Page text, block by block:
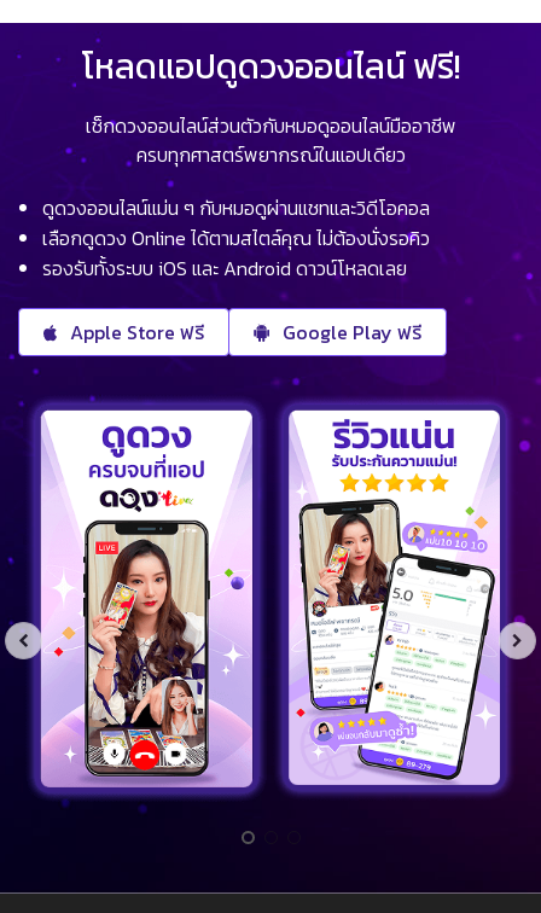
โหลดแอปดูดวงออนไลน์ ฟรี!
เช็กดวงออนไลน์ส่วนตัวกับหมอดูออนไลน์มืออาชีพ
ครบทุกศาสตร์พยากรณ์ในแอปเดียว
ดูดวงออนไลน์แม่น ๆ กับหมอดูผ่านแชทและวิดีโอคอล
เลือกดูดวง Online ได้ตามสไตล์คุณ ไม่ต้องนั่งรอคิว
รองรับทั้งระบบ iOS และ Android ดาวน์โหลดเลย
Apple Store ฟรี Google Play ฟรี